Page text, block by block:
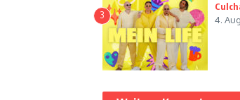
3
4.